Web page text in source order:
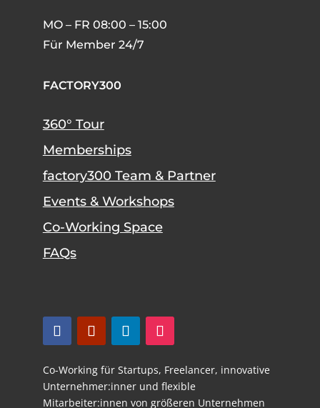
MO – FR 08:00 – 15:00
Für Member 24/7
FACTORY300
360° Tour
Memberships
factory300 Team & Partner
Events & Workshops
Co-Working Space
FAQs
Co-Working für Startups, Freelancer, innovative
Unternehmer:inner und flexible
Mitarbeiter:innen von größeren Unternehmen